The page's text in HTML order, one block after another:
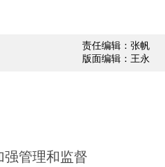
责任编辑：张帆
版面编辑：王永
强管理和监督